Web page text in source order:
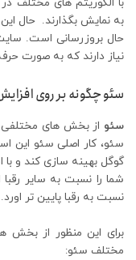
به نمایش بگذارند. حال
حال بروزرسانی است. سایت
نیاز دارند که به صورت
سئو چگونه بر روی
سئو از بخش های
سئو، کار اصلی سئو این
گوگل بهینه سازی کند و
شما را نسبت به سایر
نسبت به رقبا پایین تر اورد.
برای این منظور از
مختلف سئو: